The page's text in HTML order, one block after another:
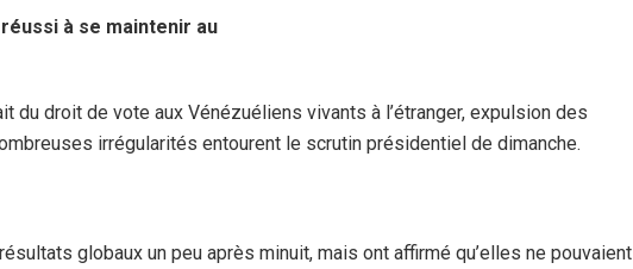
à se maintenir au
du droit de vote aux Vénézuéliens vivants à l’étranger, expulsion des
irrégularités entourent le scrutin présidentiel de dimanche.
globaux un peu après minuit, mais ont affirmé qu’elles ne pouvaient